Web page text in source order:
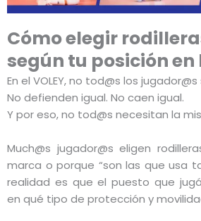
Cómo elegir
según tu posición
En el VOLEY, no tod@s los
No defienden igual. No caen igual.
Y por eso, no tod@s necesitan la
Much@s jugador@s eligen
marca o porque “son las que usa
realidad es que el puesto que
en qué tipo de protección y